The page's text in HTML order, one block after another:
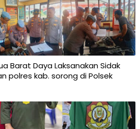
Barat Daya Laksanakan Sidak
polres kab. sorong di Polsek